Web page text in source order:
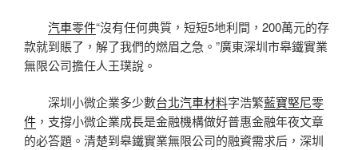
汽車零件“沒有任何典質，短短5地利間，200萬元的存
款就到賬了，解了我們的燃眉之急。”廣東深圳市皋鐵實業
無限公司擔任人王璞說。
深圳小微企業多少數台北汽車材料字浩繁藍寶堅尼零
件 ，支撐小微企業成長是金融機構做好普惠金融年夜文章
的必答題。清楚到皋鐵實業無限公司的融資需求后，深圳